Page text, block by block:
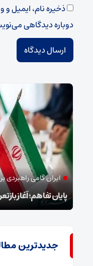
ذخیره نام، ایمیل و
دوباره دیدگاهی
ایران گامی راهبردی
پایان تفاهم؛ آغاز
جدیدترین